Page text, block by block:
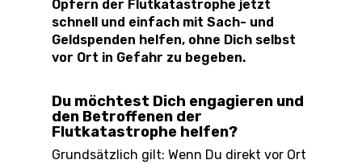
Opfern der Flutkatastrophe jetzt
schnell und einfach mit Sach- und
Geldspenden helfen, ohne Dich selbst
vor Ort in Gefahr zu begeben.
Du möchtest Dich engagieren und
den Betroffenen der
Flutkatastrophe helfen?
Grundsätzlich gilt: Wenn Du direkt vor Ort